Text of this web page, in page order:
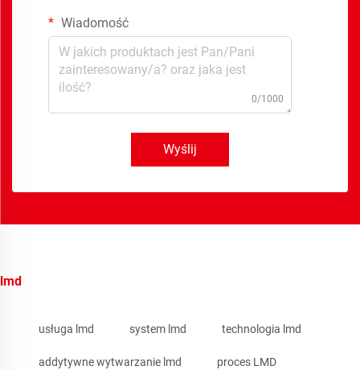
Wiadomość
0/1000
Wyślij
lmd
usługa lmd system lmd technologia lmd
addytywne wytwarzanie lmd proces LMD